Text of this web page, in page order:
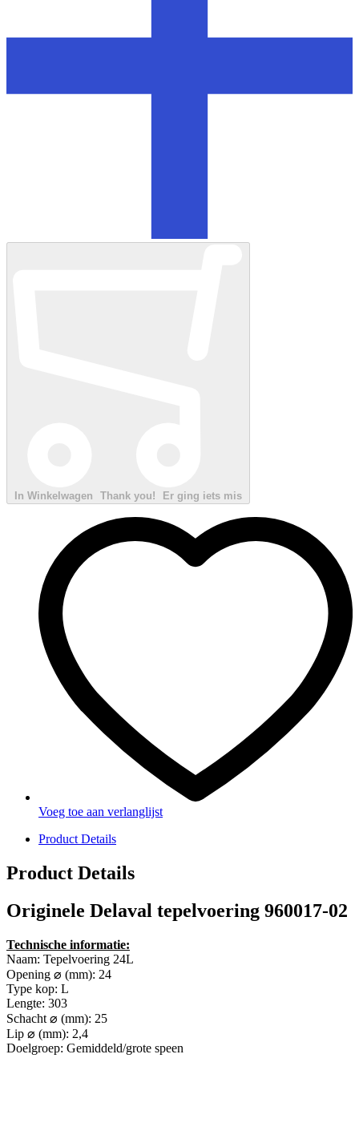
In Winkelwagen Thank you! Er ging iets mis
Voeg toe aan verlanglijst
Product Details
Product Details
Originele Delaval tepelvoering 960017-02
Technische informatie:
Naam: Tepelvoering 24L
Opening ⌀ (mm): 24
Type kop: L
Lengte: 303
Schacht ⌀ (mm): 25
Lip ⌀ (mm): 2,4
Doelgroep: Gemiddeld/grote speen